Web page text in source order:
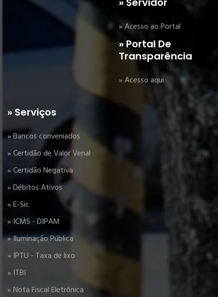
» Acesso ao Portal
» Portal De
Transparência
» Acesso aqui
» Serviços
» Bancos conveniados
» Certidão de Valor Venal
» Certidão Negativa
» Débitos Ativos
» E-Sic
» ICMS - DIPAM
» Iluminação Pública
» IPTU - Taxa de lixo
» ITBI
» Nota Fiscal Eletrônica